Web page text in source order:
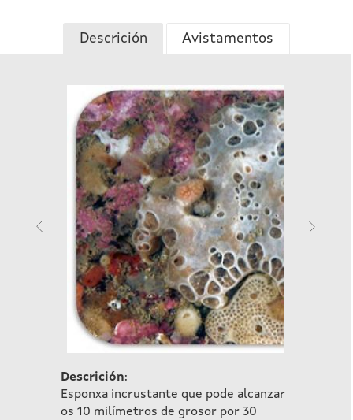
Descrición Avistamentos
Descrición:
Esponxa incrustante que pode alcanzar
os 10 milímetros de grosor por 30